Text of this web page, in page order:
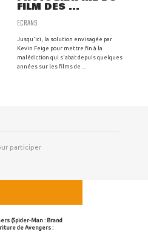
FILM DES ...
ECRANS
Jusqu'ici, la solution envisagée par
Kevin Feige pour mettre fin à la
malédiction qui s'abat depuis quelques
années sur les films de ...
participer
(Spider-Man : Brand
de Avengers :